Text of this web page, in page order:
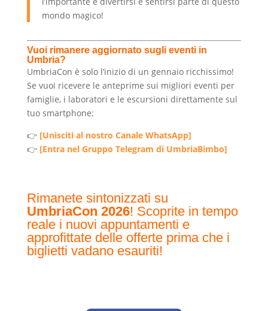
mondo magico!
Vuoi rimanere aggiornato sugli eventi in
Umbria?
UmbriaCon è solo l’inizio di un gennaio ricchissimo!
Se vuoi ricevere le anteprime sui migliori eventi per
famiglie, i laboratori e le escursioni direttamente sul
tuo smartphone:
👉 [Unisciti al nostro Canale WhatsApp]
👉 [Entra nel Gruppo Telegram di UmbriaBimbo]
Rimanete sintonizzati su
UmbriaCon 2026! Scoprite in tempo
reale i nuovi appuntamenti e
approfittate delle offerte prima che i
biglietti vadano esauriti!